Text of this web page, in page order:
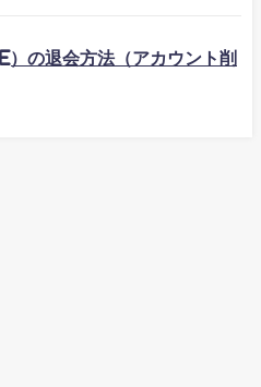
の退会方法（アカウント削